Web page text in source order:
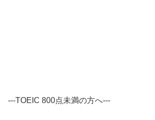
---TOEIC 800点未満の方へ---